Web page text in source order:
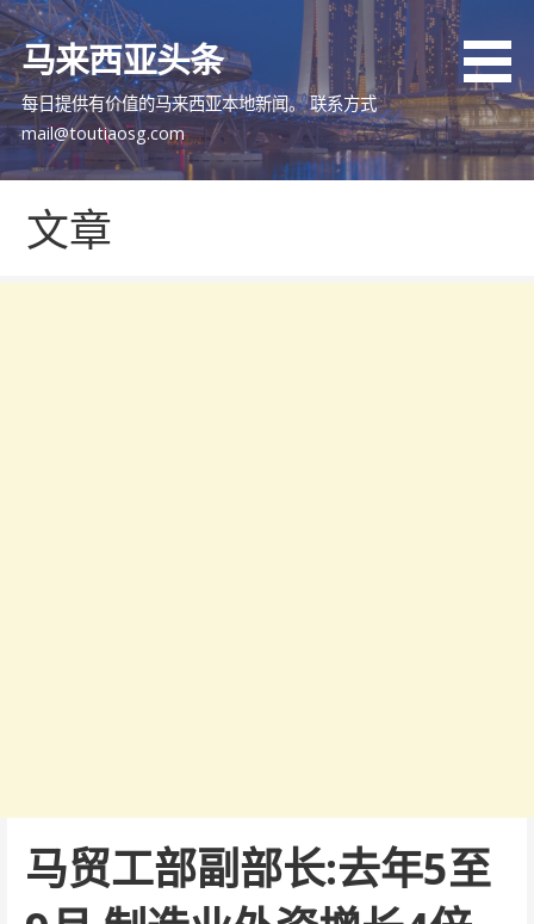
跳
至
内
容
马来西亚头条
每日提供有价值的马来西亚本地新闻。 联系方式
mail@toutiaosg.com
文章
马贸工部副部长:去年5至